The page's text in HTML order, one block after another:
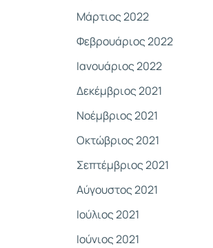
Μάρτιος 2022
Φεβρουάριος 2022
Ιανουάριος 2022
Δεκέμβριος 2021
Νοέμβριος 2021
Οκτώβριος 2021
Σεπτέμβριος 2021
Αύγουστος 2021
Ιούλιος 2021
Ιούνιος 2021